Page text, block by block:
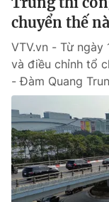
chuyển thế
VTV.vn - Từ ngày
và điều chỉnh tổ
- Đàm Quang